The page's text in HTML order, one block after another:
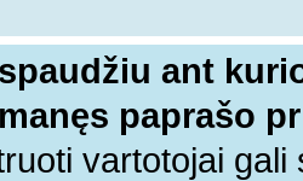
ant
paprašo
vartotojai